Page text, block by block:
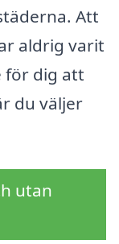
Att
aldrig varit
för dig att
du väljer
utan